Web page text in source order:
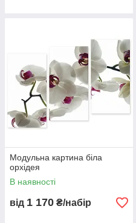
Модульна картина біла
орхідея
В наявності
від 1 170 ₴/набір